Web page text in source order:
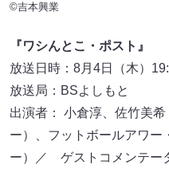
©吉本興業
『ワシんとこ・ポスト』
放送日時：8月4日（木）
放送局：BSよしもと
出演者： 小倉淳、佐竹美
ー）、フットボールアワー
ー）／ ゲストコメンテ